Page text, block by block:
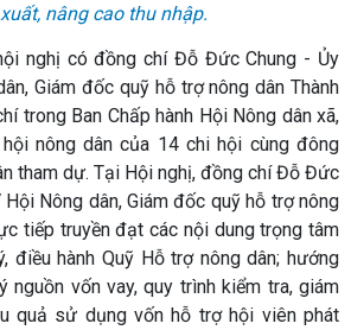
nâng cao thu nhập.
nghị có đồng chí Đỗ Đức Chung - Ủy
Giám đốc quỹ hỗ trợ nông dân Thành
trong Ban Chấp hành Hội Nông dân xã,
nông dân của 14 chi hội cùng đông
tham dự. Tại Hội nghị, đồng chí Đỗ Đức
Hội Nông dân, Giám đốc quỹ hỗ trợ nông
tiếp truyền đạt các nội dung trọng tâm
điều hành Quỹ Hỗ trợ nông dân; hướng
nguồn vốn vay, quy trình kiểm tra, giám
quả sử dụng vốn hỗ trợ hội viên phát